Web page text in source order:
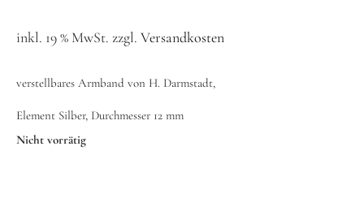
Kontakt
Suche
inkl. 19 % MwSt. zzgl. Versandkosten
verstellbares Armband von H. Darmstadt,
Element Silber, Durchmesser 12 mm
Nicht vorrätig